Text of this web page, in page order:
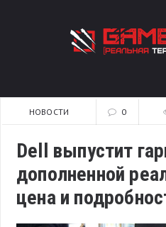
НОВОСТИ 0
Dell выпустит
дополненной
цена и